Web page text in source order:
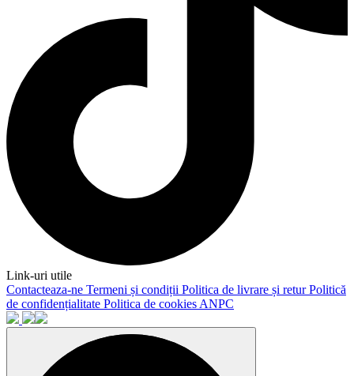
Link-uri utile
Contacteaza-ne Termeni și condiții Politica de livrare și returPolitică
de confidențialitate Politica de cookies ANPC